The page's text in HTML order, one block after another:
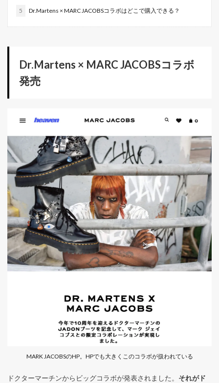
5 Dr.Martens × MARC JACOBSコラボはどこで購入できる？
Dr.Martens × MARC JACOBSコラボ
発売
MARK JACOBSのHP。HPでも大きくこのコラボが扱われている
ドクターマーチンからビッグコラボが発表されました。 それがド